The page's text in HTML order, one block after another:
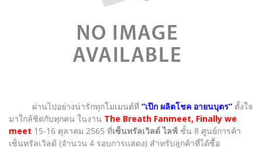
ผ่านไปอย่างน่ารักทุกโมเมนต์ที่ “เป๊ก ผลิตโชค อายนบุตร” ตั้งใจ
มาใกล้ชิดกับทุกคน ในงาน The Breath Fanmeet, Finally we
meet 15-16 ตุลาคม 2565 ที่เซ็นทรัลเวิลด์ ไลฟ์ ชั้น 8 ศูนย์การค้า
เซ็นทรัลเวิลด์ (จำนวน 4 รอบการแสดง) สำหรับลูกค้าที่ได้ซื้อ